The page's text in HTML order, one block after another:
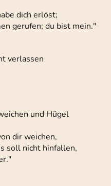
dich erlöst;
gerufen; du bist mein."
verlassen
und Hügel
dir weichen,
soll nicht hinfallen,